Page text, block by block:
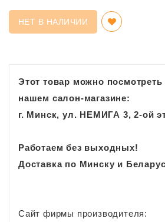
НЕТ В НАЛИЧИИ
Этот товар можно посмотреть
нашем салон-магазине:
г. Минск, ул. НЕМИГА 3, 2-ой
Работаем без выходных!
Доставка по Минску и
Сайт фирмы производителя: